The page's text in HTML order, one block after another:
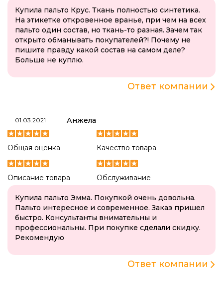
Купила пальто Крус. Ткань полностью синтетика.
На этикетке откровенное вранье, при чем на всех
пальто один состав, но ткань-то разная. Зачем так
открыто обманывать покупателей?! Почему не
пишите правду какой состав на самом деле?
Больше не куплю.
Ответ компании
01.03.2021 Анжела
Общая оценка Качество товара
Описание товара Обслуживание
Купила пальто Эмма. Покупкой очень довольна.
Пальто интересное и современное. Заказ пришел
быстро. Консультанты внимательны и
профессиональны. При покупке сделали скидку.
Рекомендую
Ответ компании